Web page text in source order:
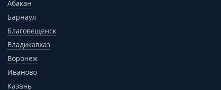
Абакан
Барнаул
Благовещенск
Владикавказ
Воронеж
Иваново
Казань